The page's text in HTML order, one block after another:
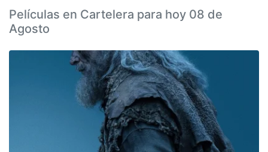
Películas en Cartelera para hoy 08 de
Agosto